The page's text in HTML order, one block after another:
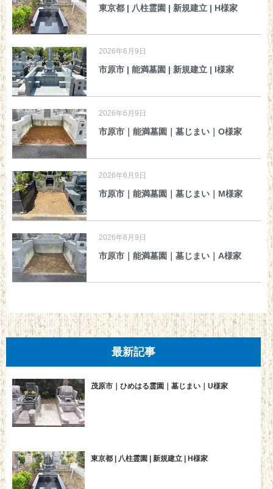
東京都 | 八柱霊園 | 新規建立 | H様家
市原市 | 能満墓園 | 新規建立 | I様家
2026年6月9日
市原市｜能満墓園｜墓じまい｜O様家
2026年6月9日
市原市｜能満墓園｜墓じまい｜M様家
2026年6月9日
市原市｜能満墓園｜墓じまい｜A様家
2026年6月9日
最新記事
茂原市｜ひめはる霊園｜墓じまい｜U様家
東京都 | 八柱霊園 | 新規建立 | H様家